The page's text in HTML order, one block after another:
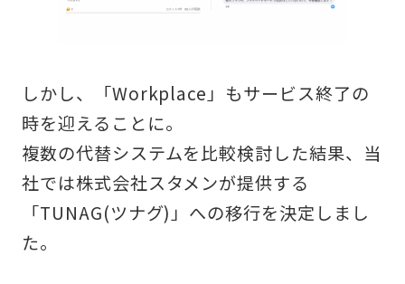
しかし、「Workplace」もサービス終了の
時を迎えることに。
複数の代替システムを比較検討した結果、当
社では株式会社スタメンが提供する
「TUNAG(ツナグ)」への移行を決定しまし
た。